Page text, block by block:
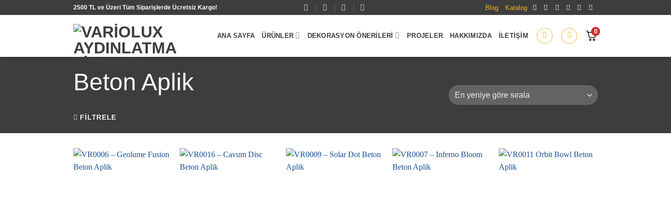
2500 TL ve Üzeri Tüm Siparişlerde Ücretsiz Kargo! Blog Katalog
ANA SAYFA ÜRÜNLER DEKORASYON ÖNERILERI PROJELER HAKKIMIZDA İLETIŞIM
0
Beton Aplik
FILTRELE